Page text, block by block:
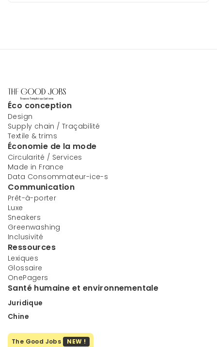
Éco conception
Design
Supply chain / Traçabilité
Textile & trims
Économie de la mode
Circularité / Services
Made in France
Data Consommateur-ice-s
Communication
Prêt-à-porter
Luxe
Sneakers
Greenwashing
Inclusivité
Ressources
Lexiques
Glossaire
OnePagers
Santé humaine et environnementale
Juridique
Chine
The Good Jobs NEW !